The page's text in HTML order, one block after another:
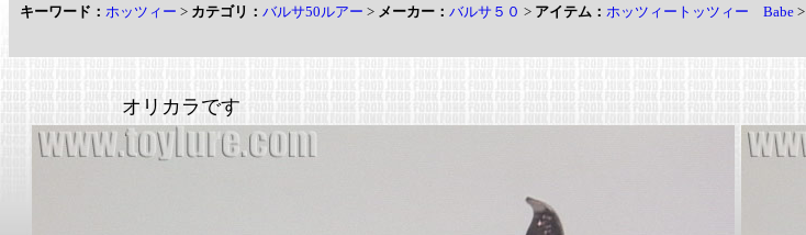
キーワード： ホッツィー > カテゴリ： バルサ50ルアー > メーカー： バルサ５０ > アイテム： ホッツィートッツィー Babe >
オリカラです